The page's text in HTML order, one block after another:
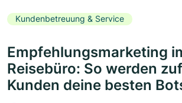
Kundenbetreuung & Service
Empfehlungsmarketing
Reisebüro: So werden
Kunden deine besten